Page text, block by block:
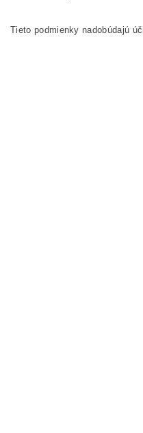
Tieto podmienky nadobúdajú